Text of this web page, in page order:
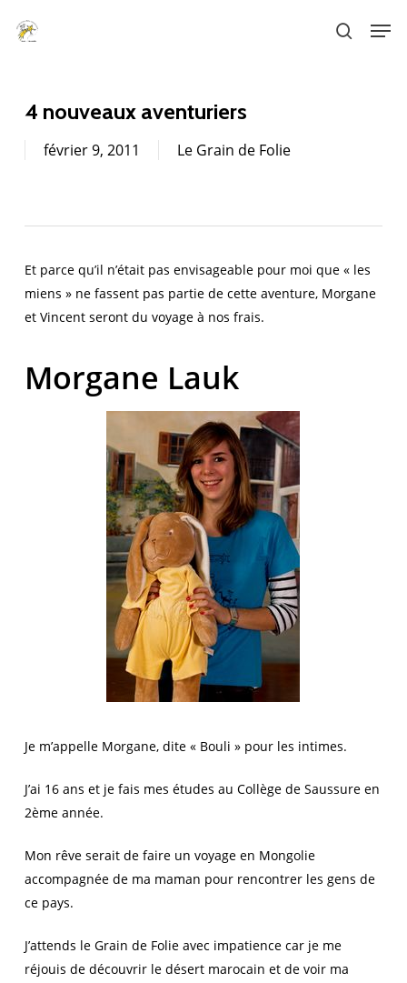
search
4 nouveaux aventuriers
février 9, 2011 Le Grain de Folie
Et parce qu’il n’était pas envisageable pour moi que « les
miens » ne fassent pas partie de cette aventure, Morgane
et Vincent seront du voyage à nos frais.
Morgane Lauk
Je m’appelle Morgane, dite « Bouli » pour les intimes.
J’ai 16 ans et je fais mes études au Collège de Saussure en
2ème année.
Mon rêve serait de faire un voyage en Mongolie
accompagnée de ma maman pour rencontrer les gens de
ce pays.
J’attends le Grain de Folie avec impatience car je me
réjouis de découvrir le désert marocain et de voir ma